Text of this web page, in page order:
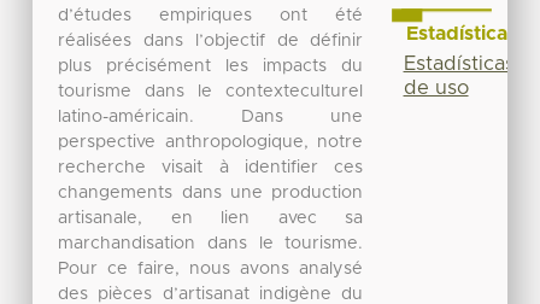
d’études empiriques ont été
réalisées dans l’objectif de définir
plus précisément les impacts du
tourisme dans le contexteculturel
latino-américain. Dans une
perspective anthropologique, notre
recherche visait à identifier ces
changements dans une production
artisanale, en lien avec sa
marchandisation dans le tourisme.
Pour ce faire, nous avons analysé
des pièces d’artisanat indigène du
Estadísticas
Estadísticas
de uso